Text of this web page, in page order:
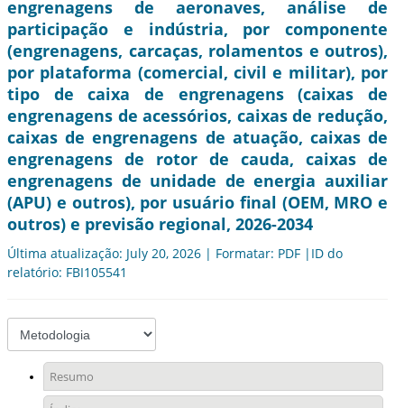
engrenagens de aeronaves, análise de
participação e indústria, por componente
(engrenagens, carcaças, rolamentos e outros),
por plataforma (comercial, civil e militar), por
tipo de caixa de engrenagens (caixas de
engrenagens de acessórios, caixas de redução,
caixas de engrenagens de atuação, caixas de
engrenagens de rotor de cauda, ​​caixas de
engrenagens de unidade de energia auxiliar
(APU) e outros), por usuário final (OEM, MRO e
outros) e previsão regional, 2026-2034
Última atualização: July 20, 2026 | Formatar: PDF |ID do
relatório: FBI105541
Resumo